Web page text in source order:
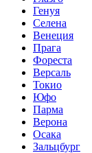
Генуя
Селена
Венеция
Прага
Фореста
Версаль
Токио
Юфо
Парма
Верона
Осака
Зальцбург